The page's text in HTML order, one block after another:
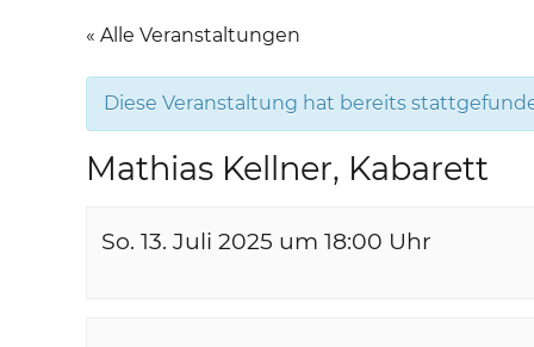
« Alle Veranstaltungen
Diese Veranstaltung hat bereits
Mathias Kellner, Kabarett
So. 13. Juli 2025 um 18:00 Uhr